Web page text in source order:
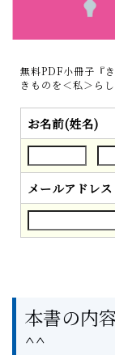
無料PDF小冊子『
きものを＜私＞ら
お名前(姓名)
メールアドレス
本書の内
^^